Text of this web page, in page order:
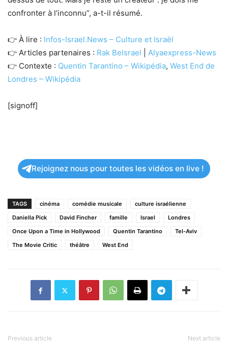
confronter à l’inconnu”, a-t-il résumé.
👉 À lire : Infos-Israel.News – Culture et Israël
👉 Articles partenaires : Rak BeIsrael
Alyaexpress-News
👉 Contexte : Quentin Tarantino – Wikipédia, West End de
Londres – Wikipédia
[signoff]
Rejoignez nous pour toutes les vidéos en live !
TAGS cinéma comédie musicale
culture israélienne
Daniella Pick
David Fincher famille Israel
Londres
Once Upon a Time in Hollywood
Quentin Tarantino
Tel-Aviv
The Movie Critic
théâtre West End
Previous article Next article